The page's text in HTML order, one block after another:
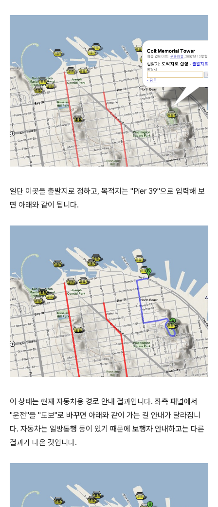
일단 이곳을 출발지로 정하고, 목적지는 "Pier 39"으로 입력해 보
면 아래와 같이 됩니다.
이 상태는 현재 자동차용 경로 안내 결과입니다. 좌측 패널에서
"운전"을 "도보"로 바꾸면 아래와 같이 가는 길 안내가 달라집니
다. 자동차는 일방통행 등이 있기 때문에 보행자 안내하고는 다른
결과가 나온 것입니다.